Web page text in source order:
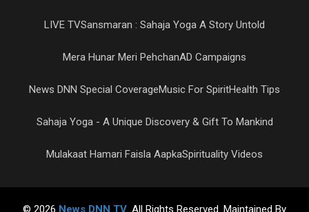
LIVE TVSansmaran : Sahaja Yoga A Story Untold
Mera Hunar Meri PehchanAD Campaigns
News DNN Special CoverageMusic For SpiritHealth Tips
Sahaja Yoga - A Unique Discovery & Gift To Mankind
Mulakaat Hamari Faisla AapkaSpirituality Videos
© 2026 News DNN TV . All Rights Reserved. Maintained By